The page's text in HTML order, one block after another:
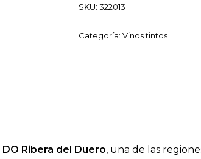
SKU: 322013
Categoría: Vinos tintos
DO Ribera del Duero, una de las